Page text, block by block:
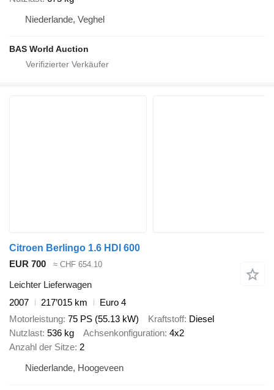
Niederlande, Veghel
BAS World Auction
Citroen Berlingo 1.6 HDI 600
EUR 700
≈ CHF 654.10
Leichter Lieferwagen
2007
217’015 km
Euro 4
Motorleistung 75 PS (55.13 kW) Kraftstoff Diesel
Nutzlast 536 kg Achsenkonfiguration 4x2
Anzahl der Sitze 2
Niederlande, Hoogeveen